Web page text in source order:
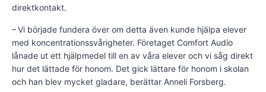
direktkontakt.
– Vi började fundera över om detta även kunde hjälpa elever
med koncentrationssvårigheter. Företaget Com­fort Au­dio
lånade ut ett hjälpmedel till en av våra elever och vi såg direkt
hur det lättade för honom. Det gick lättare för honom i skolan
och han blev mycket gladare, berättar Anneli Forsberg.